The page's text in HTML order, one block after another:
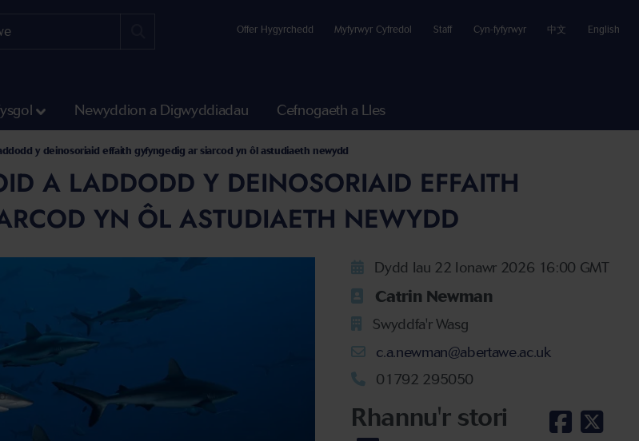
Offer Hygyrchedd Myfyrwyr Cyfredol Staff Cyn-fyfyrwyr 中文 English
Newyddion a Digwyddiadau Cefnogaeth a Lles
y deinosoriaid effaith gyfyngedig ar siarcod yn ôl astudiaeth newydd
A LADDODD Y DEINOSORIAID EFFAITH
YN ÔL ASTUDIAETH NEWYDD
Dydd Iau 22 Ionawr 2026 16:00 GMT
Catrin Newman
Swyddfa'r Wasg
c.a.newman@abertawe.ac.uk
01792 295050
Rhannu'r stori